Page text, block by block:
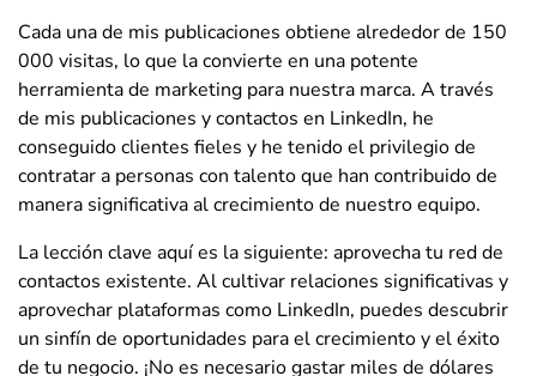
Cada una de mis publicaciones obtiene alrededor de 150
000 visitas, lo que la convierte en una potente
herramienta de marketing para nuestra marca. A través
de mis publicaciones y contactos en LinkedIn, he
conseguido clientes fieles y he tenido el privilegio de
contratar a personas con talento que han contribuido de
manera significativa al crecimiento de nuestro equipo.
La lección clave aquí es la siguiente: aprovecha tu red de
contactos existente. Al cultivar relaciones significativas y
aprovechar plataformas como LinkedIn, puedes descubrir
un sinfín de oportunidades para el crecimiento y el éxito
de tu negocio. ¡No es necesario gastar miles de dólares